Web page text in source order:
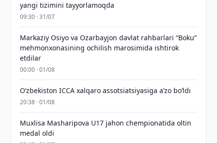
yangi tizimini tayyorlamoqda
09:30 · 31/07
Markaziy Osiyo va Ozarbayjon davlat rahbarlari “Boku”
mehmonxonasining ochilish marosimida ishtirok
etdilar
00:00 · 01/08
O‘zbekiston ICCA xalqaro assotsiatsiyasiga aʼzo bo‘ldi
20:38 · 01/08
Muxlisa Masharipova U17 jahon chempionatida oltin
medal oldi